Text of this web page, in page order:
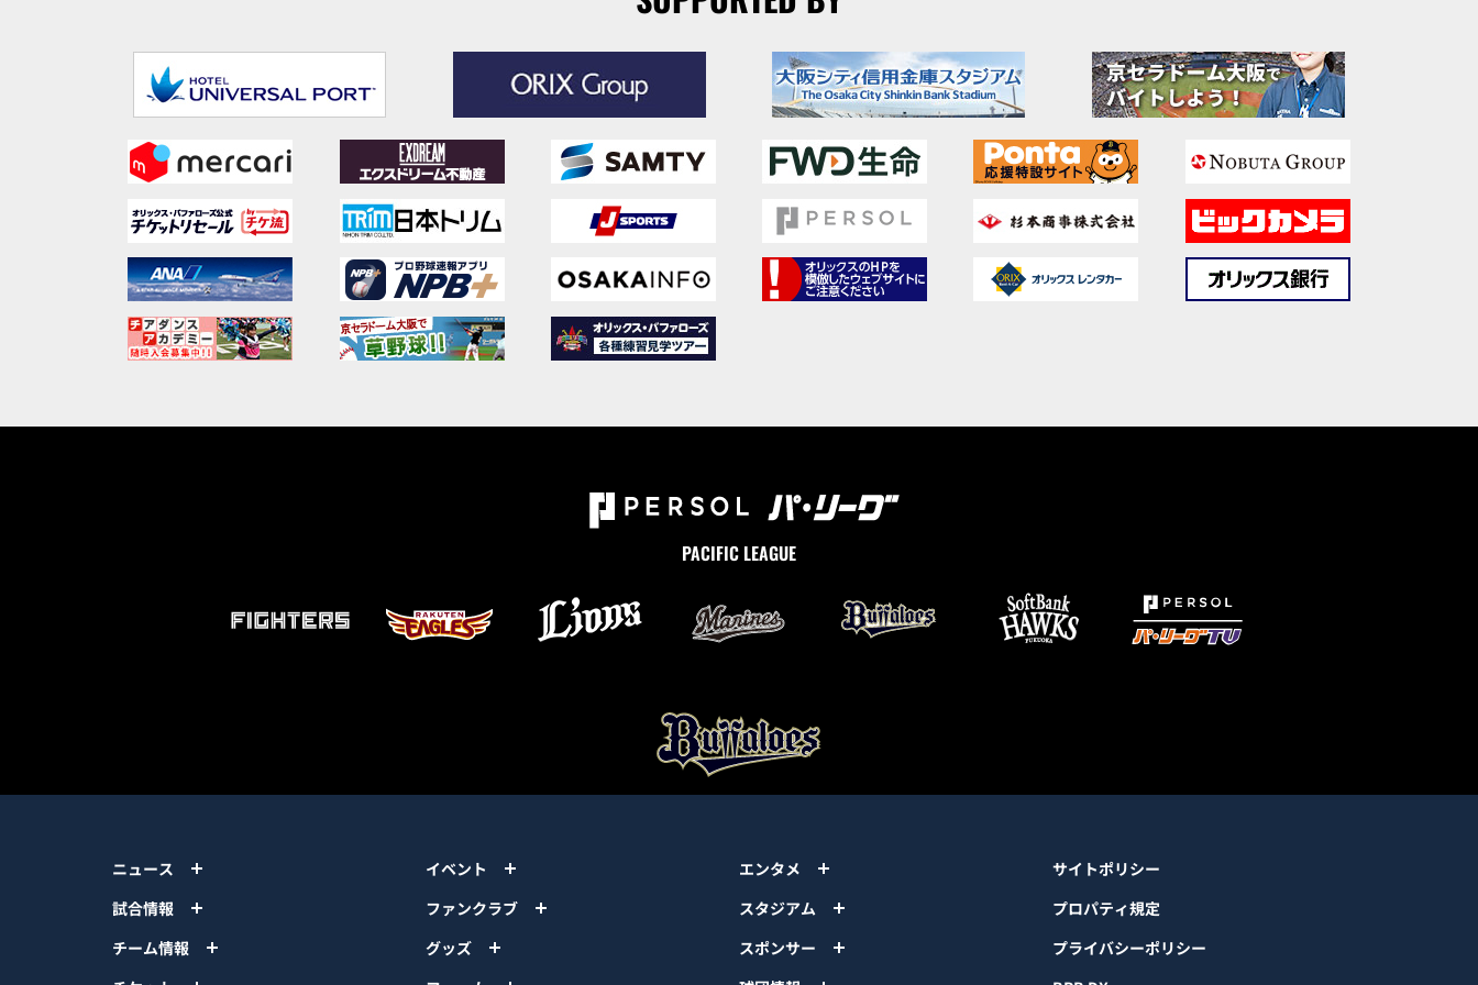
PACIFIC LEAGUE
ニュース
試合情報
チーム情報
イベント
ファンクラブ
グッズ
エンタメ
スタジアム
スポンサー
サイトポリシー
プロパティ規定
プライバシーポリシー